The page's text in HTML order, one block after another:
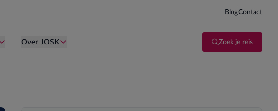
BlogContact
Zoek je reis
oud kind te zijn.
Persoon is te oud kind te zijn.
Over JOSK